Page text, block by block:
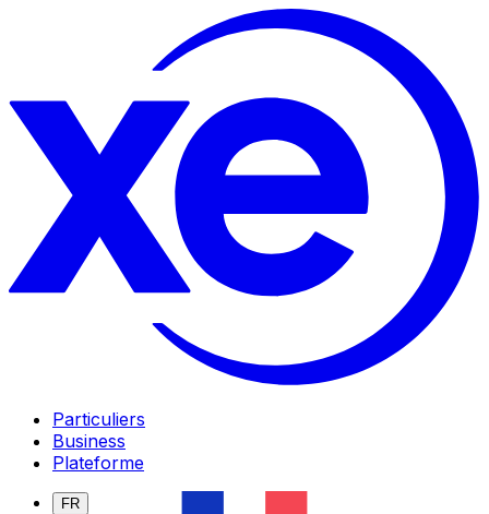
Particuliers
Business
Plateforme
FR